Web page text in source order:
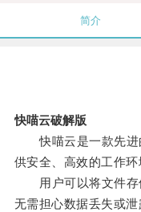
简介
快喵云破解版
快喵云是一款先进
供安全、高效的工作环
用户可以将文件存
无需担心数据丢失或泄